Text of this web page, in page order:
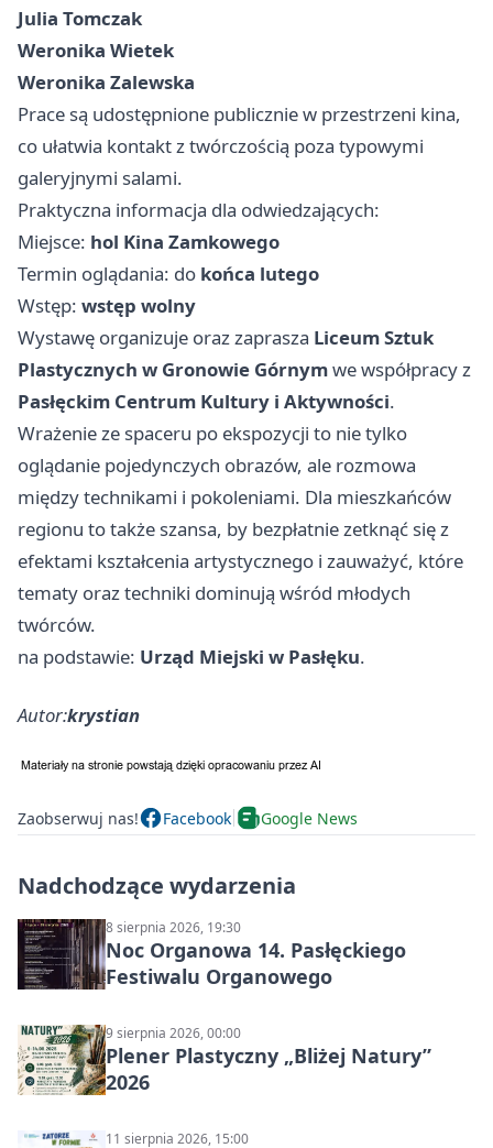
Julia Tomczak
Weronika Wietek
Weronika Zalewska
Prace są udostępnione publicznie w przestrzeni kina,
co ułatwia kontakt z twórczością poza typowymi
galeryjnymi salami.
Praktyczna informacja dla odwiedzających:
Miejsce: hol Kina Zamkowego
Termin oglądania: do końca lutego
Wstęp: wstęp wolny
Wystawę organizuje oraz zaprasza Liceum Sztuk
Plastycznych w Gronowie Górnymwe współpracy z
Pasłęckim Centrum Kultury i Aktywności.
Wrażenie ze spaceru po ekspozycji to nie tylko
oglądanie pojedynczych obrazów, ale rozmowa
między technikami i pokoleniami. Dla mieszkańców
regionu to także szansa, by bezpłatnie zetknąć się z
efektami kształcenia artystycznego i zauważyć, które
tematy oraz techniki dominują wśród młodych
twórców.
na podstawie: Urząd Miejski w Pasłęku.
Autor:krystian
Zaobserwuj nas! Facebook Google News
Nadchodzące wydarzenia
8 sierpnia 2026, 19:30
Noc Organowa 14. Pasłęckiego
Festiwalu Organowego
9 sierpnia 2026, 00:00
Plener Plastyczny „Bliżej Natury”
2026
11 sierpnia 2026, 15:00